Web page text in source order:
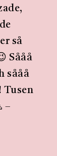
så
Sååå
sååå
Tusen
–